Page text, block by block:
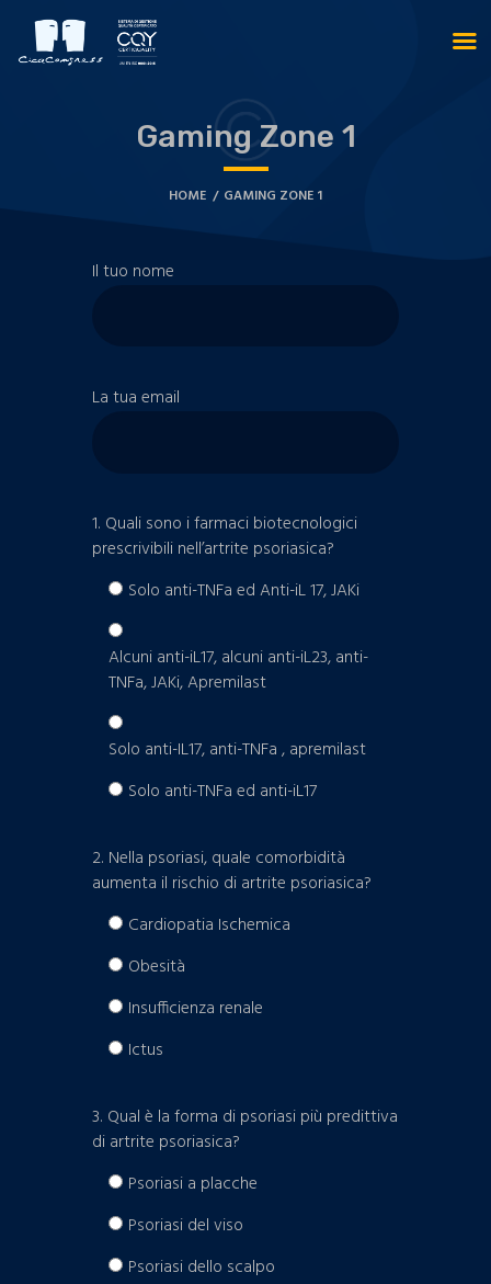
Gaming Zone 1
HOME GAMING ZONE 1
Il tuo nome
La tua email
1. Quali sono i farmaci biotecnologici
prescrivibili nell’artrite psoriasica?
Solo anti-TNFa ed Anti-iL 17, JAKi
Alcuni anti-iL17, alcuni anti-iL23, anti-
TNFa, JAKi, Apremilast
Solo anti-IL17, anti-TNFa , apremilast
Solo anti-TNFa ed anti-iL17
2. Nella psoriasi, quale comorbidità
aumenta il rischio di artrite psoriasica?
Cardiopatia Ischemica
Obesità
Insufficienza renale
Ictus
3. Qual è la forma di psoriasi più predittiva
di artrite psoriasica?
Psoriasi a placche
Psoriasi del viso
Psoriasi dello scalpo